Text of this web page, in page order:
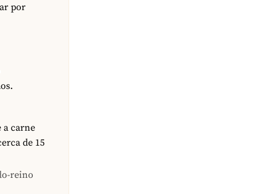
por
a carne
de 15
reino